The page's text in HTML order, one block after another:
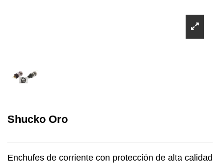
Shucko Oro
Enchufes de corriente con protección de alta calidad